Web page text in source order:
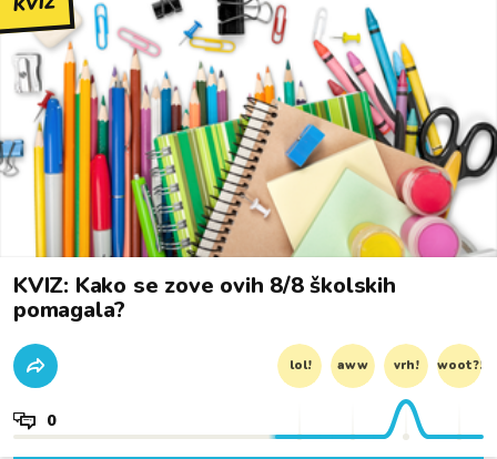
KVIZ: Kako se zove ovih 8/8 školskih
pomagala?
lol! aww vrh! woot?!
0